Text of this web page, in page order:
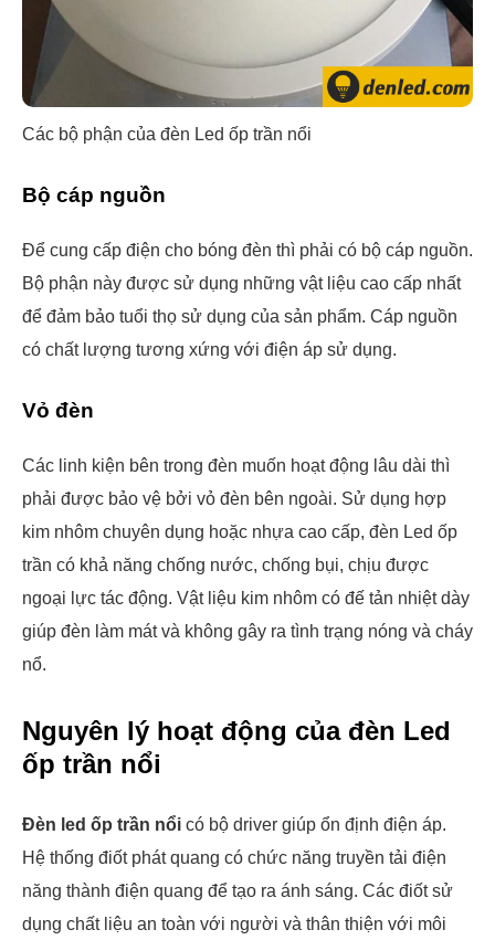
Các bộ phận của đèn Led ốp trần nổi
Bộ cáp nguồn
Để cung cấp điện cho bóng đèn thì phải có bộ cáp nguồn.
Bộ phận này được sử dụng những vật liệu cao cấp nhất
để đảm bảo tuổi thọ sử dụng của sản phẩm. Cáp nguồn
có chất lượng tương xứng với điện áp sử dụng.
Vỏ đèn
Các linh kiện bên trong đèn muốn hoạt động lâu dài thì
phải được bảo vệ bởi vỏ đèn bên ngoài. Sử dụng hợp
kim nhôm chuyên dụng hoặc nhựa cao cấp, đèn Led ốp
trần có khả năng chống nước, chống bụi, chịu được
ngoại lực tác động. Vật liệu kim nhôm có đế tản nhiệt dày
giúp đèn làm mát và không gây ra tình trạng nóng và cháy
nổ.
Nguyên lý hoạt động của đèn Led
ốp trần nổi
Đèn led ốp trần nổi có bộ driver giúp ổn định điện áp.
Hệ thống điốt phát quang có chức năng truyền tải điện
năng thành điện quang để tạo ra ánh sáng. Các điốt sử
dụng chất liệu an toàn với người và thân thiện với môi